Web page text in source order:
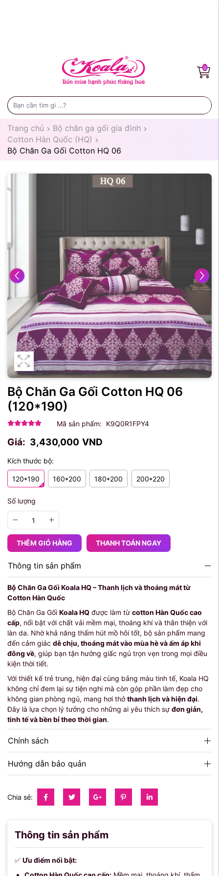
0
Trang chủ
Bộ chăn ga gối gia đình
Cotton Hàn Quốc (HQ)
Bộ Chăn Ga Gối Cotton HQ 06
Bộ Chăn Ga Gối Cotton HQ 06
(120*190)
Mã sản phẩm: K9Q0R1FPY4
Giá: 3,430,000 VND
Kích thước bộ:
120*190 160*200 180*200 200*220
Số lượng
THÊM GIỎ HÀNG THANH TOÁN NGAY
Thông tin sản phẩm
Bộ Chăn Ga Gối Koala HQ – Thanh lịch và thoáng mát từ
Cotton Hàn Quốc
Bộ Chăn Ga Gối Koala HQ được làm từ cotton Hàn Quốc cao
cấp, nổi bật với chất vải mềm mại, thoáng khí và thân thiện với
làn da. Nhờ khả năng thấm hút mồ hôi tốt, bộ sản phẩm mang
đến cảm giác dễ chịu, thoáng mát vào mùa hè và ấm áp khi
đông về, giúp bạn tận hưởng giấc ngủ trọn vẹn trong mọi điều
kiện thời tiết.
Với thiết kế trẻ trung, hiện đại cùng bảng màu tinh tế, Koala HQ
không chỉ đem lại sự tiện nghi mà còn góp phần làm đẹp cho
không gian phòng ngủ, mang hơi thởthanh lịch và hiện đại.
Đây là lựa chọn lý tưởng cho những ai yêu thích sự đơn giản,
tinh tế và bền bỉ theo thời gian.
Chính sách
Hướng dẫn bảo quản
Chia sẻ:
Thông tin sản phẩm
✅ Ưu điểm nổi bật: